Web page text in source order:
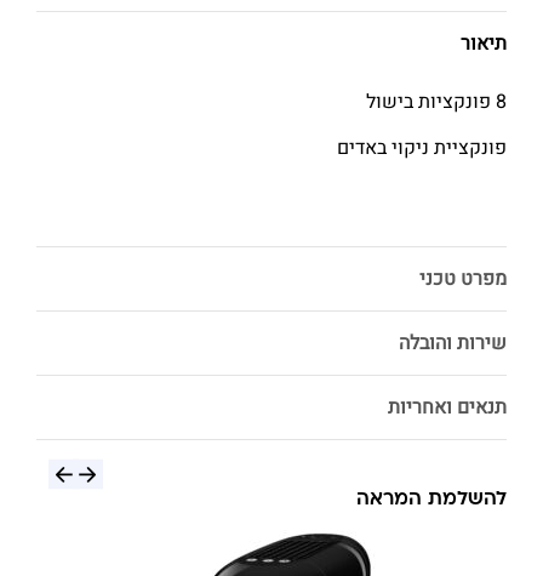
תיאור
8 פונקציות בישול
פונקציית ניקוי באדים
מפרט טכני
שירות והובלה
תנאים ואחריות
להשלמת המראה